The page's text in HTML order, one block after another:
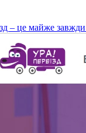
– це майже